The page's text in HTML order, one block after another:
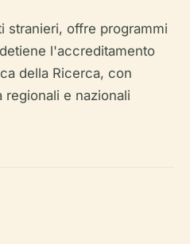
stranieri, offre programmi
l'accreditamento
della Ricerca, con
e nazionali